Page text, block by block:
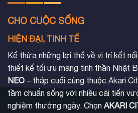
CHO CUỘC SỐNG
HIỆN ĐẠI, TINH TẾ
Kế thừa những lợi thế về vị trí kết
thiết kế tối ưu mang tinh thần Nhật
NEO – tháp cuối cùng thuộc Akari
tầm chuẩn sống với nhiều cải tiến
nghiệm thường ngày. Chọn AKARI